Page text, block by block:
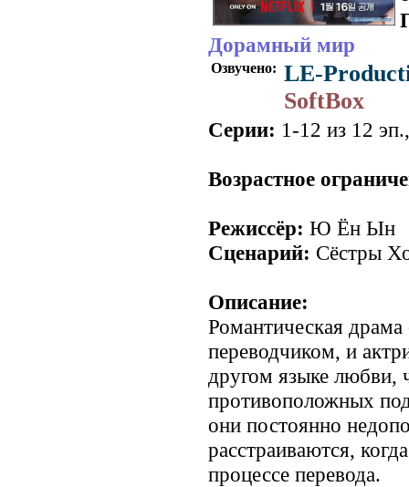
Дорамный мир
Озвучено: LE-
SoftBox
Серии: 1-12 из 12
Возрастное
Режиссёр: Ю Ён Ын
Сценарий: Сёстры
Описание:
Романтическая
переводчиком, и
другом языке любви,
противоположных
они постоянно
расстраиваются,
процессе перевода.